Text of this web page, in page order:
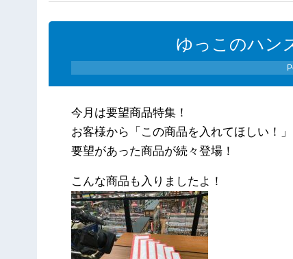
ゆっこのハン
今月は要望商品特集！
お客様から「この商品を入れてほしい！」
要望があった商品が続々登場！
こんな商品も入りましたよ！